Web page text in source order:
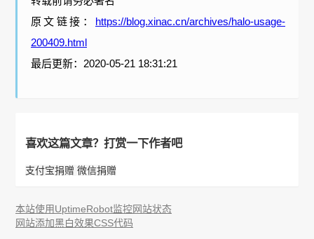
原文链接： https://blog.xinac.cn/archives/halo-usage-
200409.html
最后更新：2020-05-21 18:31:21
喜欢这篇文章？打赏一下作者吧
支付宝捐赠 微信捐赠
本站使用UptimeRobot监控网站状态
网站添加黑白效果CSS代码